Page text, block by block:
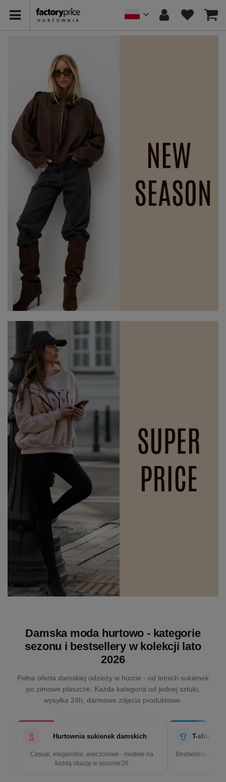
Damska moda hurtowo - kategorie
sezonu i bestsellery w kolekcji lato
2026
Pełna oferta damskiej odzieży w hurcie - od letnich sukienek
po zimowe płaszcze. Każda kategoria od jednej sztuki,
wysyłka 24h, darmowe zdjęcia produktowe.
Hurtownia sukienek damskich
Casual, eleganckie, wieczorowe - modele na
każdą okazję w sezonie'26
T-shirty
Bestsellery w